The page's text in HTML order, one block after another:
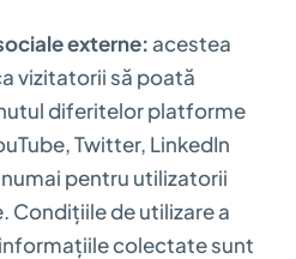
externe: acestea
vizitatorii să poată
diferitelor platforme
Twitter, LinkedIn
pentru utilizatorii
Condițiile de utilizare a
colectate sunt